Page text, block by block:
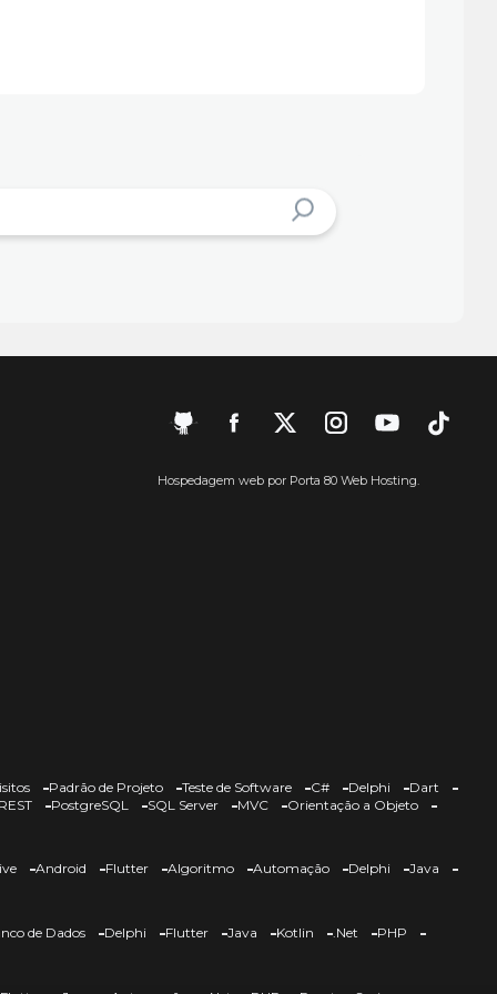
Hospedagem web por Porta 80 Web Hosting.
Padrão de Projeto Teste de Software C# Delphi
Dart
REST PostgreSQL SQL Server MVC
Orientação a Objeto
Android Flutter Algoritmo Automação Delphi
Java
de Dados Delphi Flutter Java Kotlin .Net
PHP